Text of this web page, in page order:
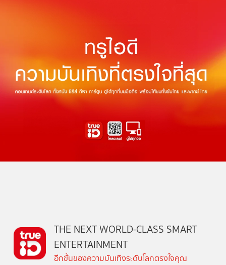
THE NEXT WORLD-CLASS SMART
ENTERTAINMENT
อีกขั้นของความบันเทิงระดับโลกตรงใจคุณ